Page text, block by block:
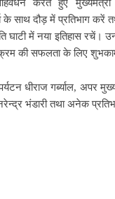
करते हुए
के साथ दौड़ में प्रतिभाग करें
घाटी में नया इतिहास रचें।
की सफलता के लिए
धीराज गर्ब्याल, अपर मुख्य
भंडारी तथा अनेक